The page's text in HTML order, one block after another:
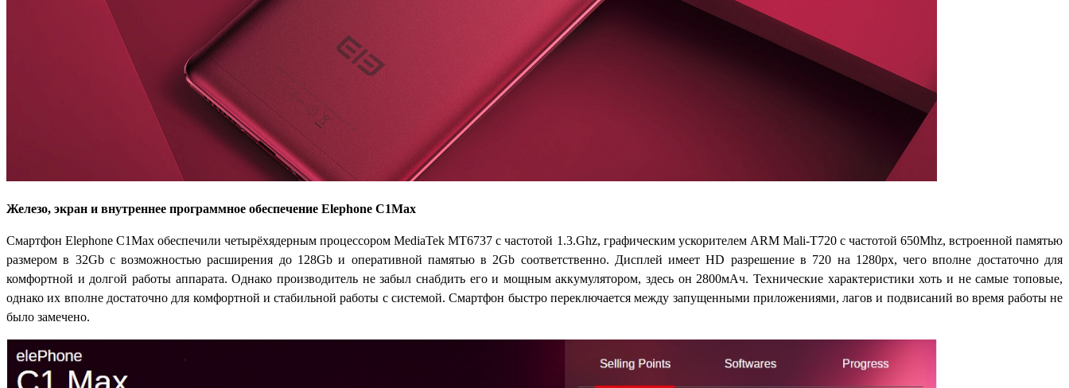
Железо, экран и внутреннее программное обеспечение Elephone C1Max
Смартфон Elephone C1Max обеспечили четырёхядерным процессором MediaTek MT6737 с частотой 1.3.Ghz, графическим ускорителем ARM Mali-T720 с частотой 650Mhz, встроенной памятью
размером в 32Gb с возможностью расширения до 128Gb и оперативной памятью в 2Gb соответственно. Дисплей имеет HD разрешение в 720 на 1280px, чего вполне достаточно для
комфортной и долгой работы аппарата. Однако производитель не забыл снабдить его и мощным аккумулятором, здесь он 2800мАч. Технические характеристики хоть и не самые топовые,
однако их вполне достаточно для комфортной и стабильной работы с системой. Смартфон быстро переключается между запущенными приложениями, лагов и подвисаний во время работы не
было замечено.